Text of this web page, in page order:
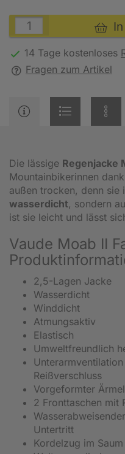
In
14 Tage kostenloses
Fragen zum Artikel
Die lässige Regenjacke
Mountainbikerinnen
außen trocken, denn sie
wasserdicht, sondern
ist sie leicht und lässt
Vaude Moab II
2,5-Lagen Jacke
Wasserdicht
Winddicht
Atmungsaktiv
Elastisch
Umweltfreundlich
Reißverschluss
Vorgeformter Ärmel
2 Fronttaschen mit
Untertritt
Kordelzug im